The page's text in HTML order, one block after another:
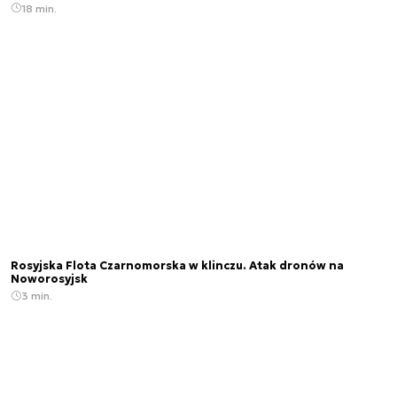
18 min.
Rosyjska Flota Czarnomorska w klinczu. Atak dronów na
Noworosyjsk
3 min.